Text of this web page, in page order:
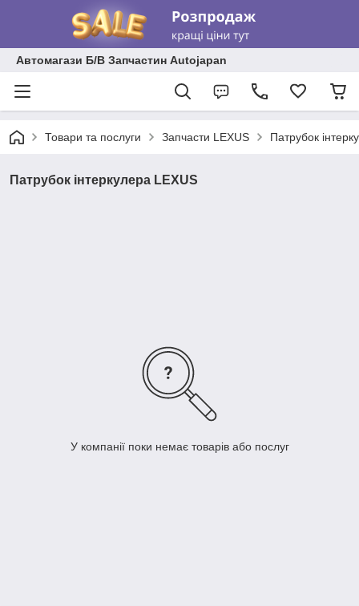
Автомагази Б/В Запчастин Autojapan
Товари та послуги Запчасти LEXUS Патрубок
Патрубок інтеркулера LEXUS
У компанії поки немає товарів або послуг